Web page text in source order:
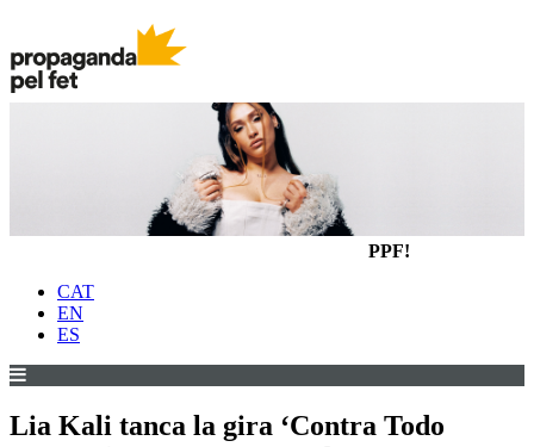
PPF!
CAT
EN
ES
Lia Kali tanca la gira ‘Contra Todo